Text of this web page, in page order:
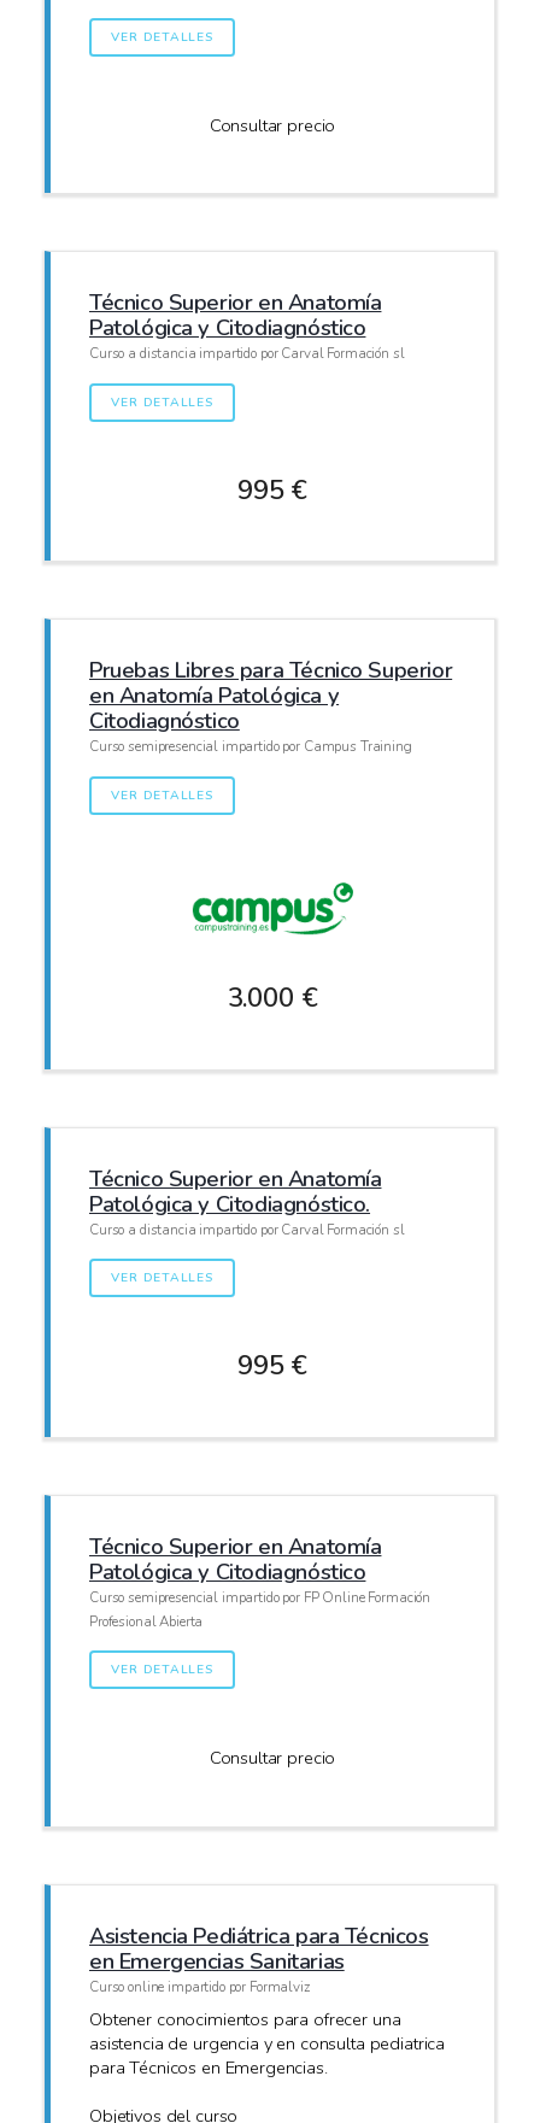
VER DETALLES
Consultar precio
Técnico Superior en Anatomía
Patológica y Citodiagnóstico
Curso a distancia impartido por Carval Formación sl
VER DETALLES
995 €
Pruebas Libres para Técnico Superior
en Anatomía Patológica y
Citodiagnóstico
Curso semipresencial impartido por Campus Training
VER DETALLES
3.000 €
Técnico Superior en Anatomía
Patológica y Citodiagnóstico.
Curso a distancia impartido por Carval Formación sl
VER DETALLES
995 €
Técnico Superior en Anatomía
Patológica y Citodiagnóstico
Curso semipresencial impartido por FP Online Formación
Profesional Abierta
VER DETALLES
Consultar precio
Asistencia Pediátrica para Técnicos
en Emergencias Sanitarias
Curso online impartido por Formalviz
Obtener conocimientos para ofrecer una
asistencia de urgencia y en consulta pediatrica
para Técnicos en Emergencias.
Objetivos del curso